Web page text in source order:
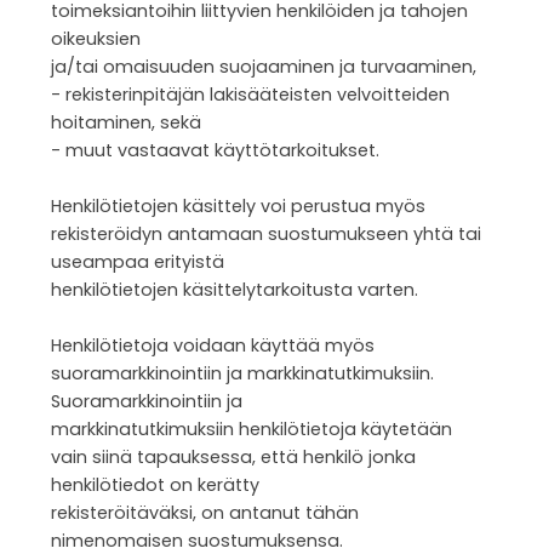
toimeksiantoihin liittyvien henkilöiden ja tahojen
oikeuksien
ja/tai omaisuuden suojaaminen ja turvaaminen,
- rekisterinpitäjän lakisääteisten velvoitteiden
hoitaminen, sekä
- muut vastaavat käyttötarkoitukset.
Henkilötietojen käsittely voi perustua myös
rekisteröidyn antamaan suostumukseen yhtä tai
useampaa erityistä
henkilötietojen käsittelytarkoitusta varten.
Henkilötietoja voidaan käyttää myös
suoramarkkinointiin ja markkinatutkimuksiin.
Suoramarkkinointiin ja
markkinatutkimuksiin henkilötietoja käytetään
vain siinä tapauksessa, että henkilö jonka
henkilötiedot on kerätty
rekisteröitäväksi, on antanut tähän
nimenomaisen suostumuksensa.